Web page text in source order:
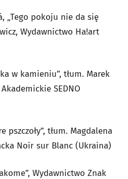
„Tego pokoju nie da się
Wydawnictwo Ha!art
w kamieniu”, tłum. Marek
SEDNO
pszczoły”, tłum. Magdalena
Noir sur Blanc (Ukraina)
Wydawnictwo Znak